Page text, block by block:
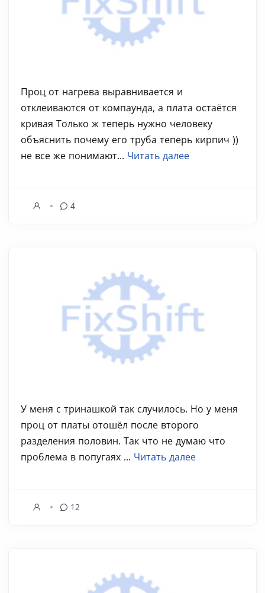
Проц от нагрева выравнивается и
отклеиваются от компаунда, а плата остаётся
кривая Только ж теперь нужно человеку
объяснить почему его труба теперь кирпич ))
не все же понимают... Читать далее
4
У меня с тринашкой так случилось. Но у меня
проц от платы отошёл после второго
разделения половин. Так что не думаю что
проблема в попугаях ... Читать далее
12